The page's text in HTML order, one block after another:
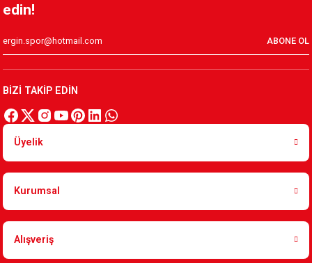
edin!
ABONE OL
BİZİ TAKİP EDİN
Üyelik
Kurumsal
Alışveriş